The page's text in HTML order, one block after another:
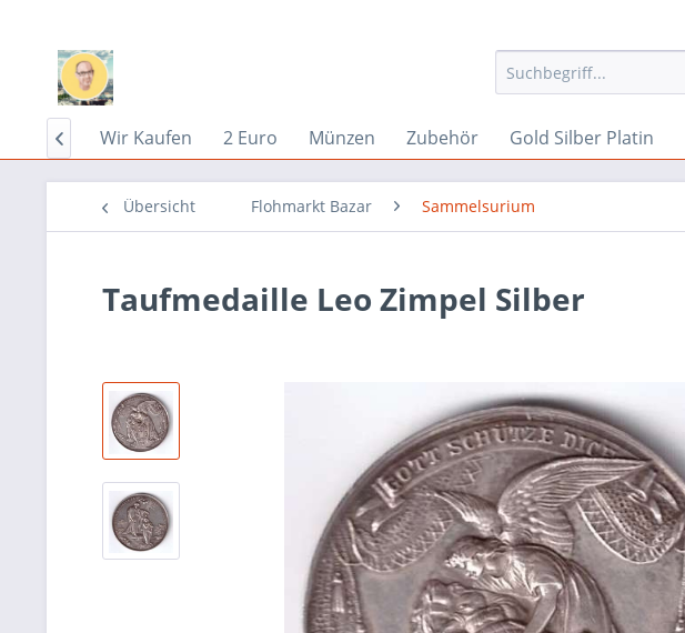
Home Wir Kaufen 2 Euro Münzen Zubehör Gold Silber Platin

Übersicht Flohmarkt Bazar Sammelsurium
Taufmedaille Leo Zimpel Silber